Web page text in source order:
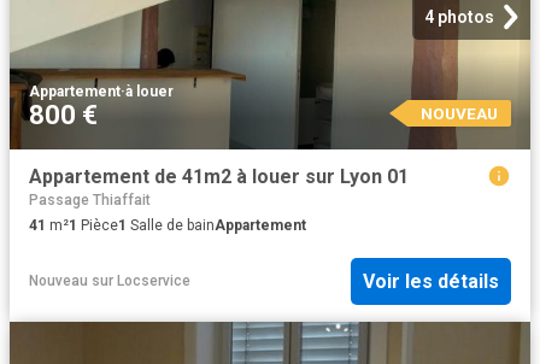
4 photos
Appartement·à louer
800 € NOUVEAU
Appartement de 41m2 à louer sur Lyon 01
Passage Thiaffait
41 m²1 Pièce1 Salle de bainAppartement
Nouveau sur Locservice Voir les détails